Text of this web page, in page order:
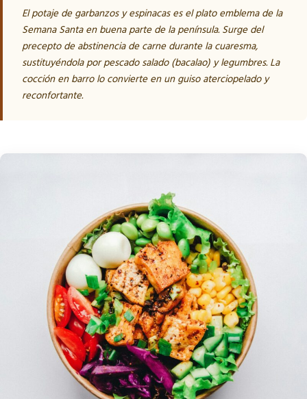
El potaje de garbanzos y espinacas es el plato emblema de la
Semana Santa en buena parte de la península. Surge del
precepto de abstinencia de carne durante la cuaresma,
sustituyéndola por pescado salado (bacalao) y legumbres. La
cocción en barro lo convierte en un guiso aterciopelado y
reconfortante.